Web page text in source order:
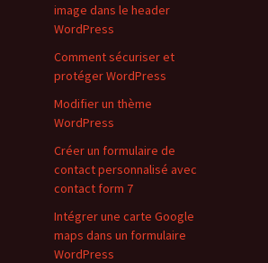
image dans le header
WordPress
Comment sécuriser et
protéger WordPress
Modifier un thème
WordPress
Créer un formulaire de
contact personnalisé avec
contact form 7
Intégrer une carte Google
maps dans un formulaire
WordPress